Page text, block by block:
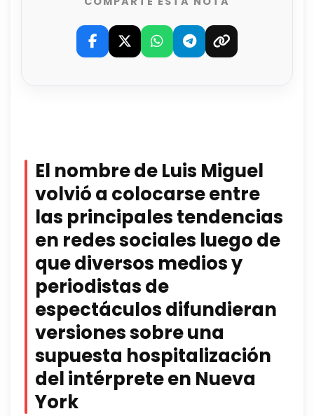
El nombre de Luis Miguel
volvió a colocarse entre
las principales tendencias
en redes sociales luego de
que diversos medios y
periodistas de
espectáculos difundieran
versiones sobre una
supuesta hospitalización
del intérprete en Nueva
York